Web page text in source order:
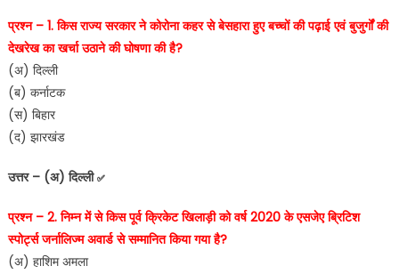
प्रश्न – 1. किस राज्य सरकार ने कोरोना कहर से बेसहारा हुए बच्चों की पढ़ाई एवं बुजुर्गों की
देखरेख का खर्चा उठाने की घोषणा की है?
(अ) दिल्ली
(ब) कर्नाटक
(स) बिहार
(द) झारखंड
उत्तर – (अ) दिल्ली ✅
प्रश्न – 2. निम्न में से किस पूर्व क्रिकेट खिलाड़ी को वर्ष 2020 के एसजेए ब्रिटिश
स्पोर्ट्स जर्नालिज्म अवार्ड से सम्मानित किया गया है?
(अ) हाशिम अमला